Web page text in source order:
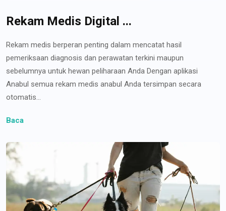
Rekam Medis Digital ...
Rekam medis berperan penting dalam mencatat hasil
pemeriksaan diagnosis dan perawatan terkini maupun
sebelumnya untuk hewan peliharaan Anda Dengan aplikasi
Anabul semua rekam medis anabul Anda tersimpan secara
otomatis...
Baca